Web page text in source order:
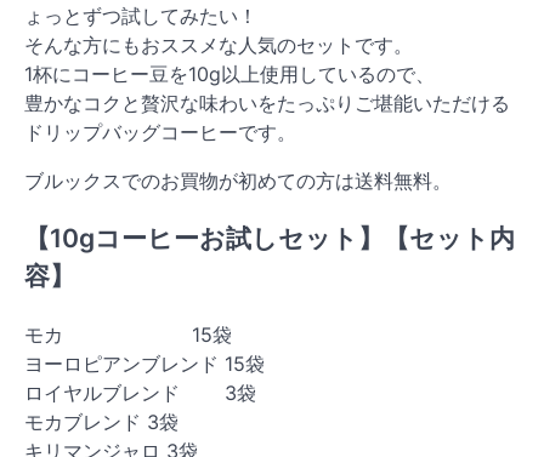
ょっとずつ試してみたい！
そんな方にもおススメな人気のセットです。
1杯にコーヒー豆を10g以上使用しているので、
豊かなコクと贅沢な味わいをたっぷりご堪能いただける
ドリップバッグコーヒーです。
ブルックスでのお買物が初めての方は送料無料。
【10gコーヒーお試しセット】【セット内
容】
モカ 15袋
ヨーロピアンブレンド 15袋
ロイヤルブレンド 3袋
モカブレンド 3袋
キリマンジャロ 3袋